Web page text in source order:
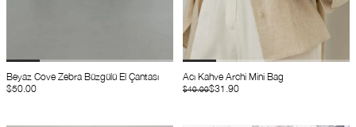
Beyaz Cove Zebra Büzgülü El Çantası
$50.00
Acı Kahve Archi Mini Bag
$31.90
$40.00